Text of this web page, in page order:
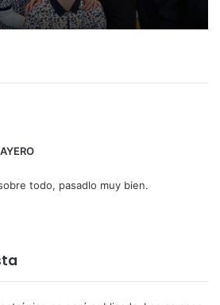
todo, pasadlo muy bien.